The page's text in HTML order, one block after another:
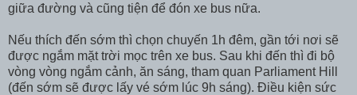
giữa đường và cũng tiện để đón xe bus nữa.
Nếu thích đến sớm thì chọn chuyến 1h đêm, gần tới nơi sẽ
được ngắm mặt trời mọc trên xe bus. Sau khi đến thì đi bộ
vòng vòng ngắm cảnh, ăn sáng, tham quan Parliament Hill
(đến sớm sẽ được lấy vé sớm lúc 9h sáng). Điều kiện sức